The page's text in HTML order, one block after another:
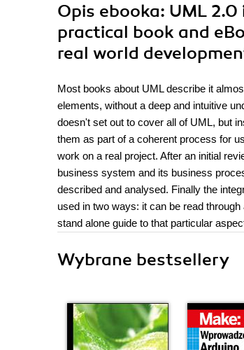
Opis ebooka: UML
practical book and
real world
Most books about UML describe it
elements, without a deep and intuitive
doesn't set out to cover all of UML, but
them as part of a coherent process for
work on a real project. After an initial
business system and its business
described and analysed. Finally the
used in two ways: it can be read
stand alone guide to that particular
Wybrane bestsellery